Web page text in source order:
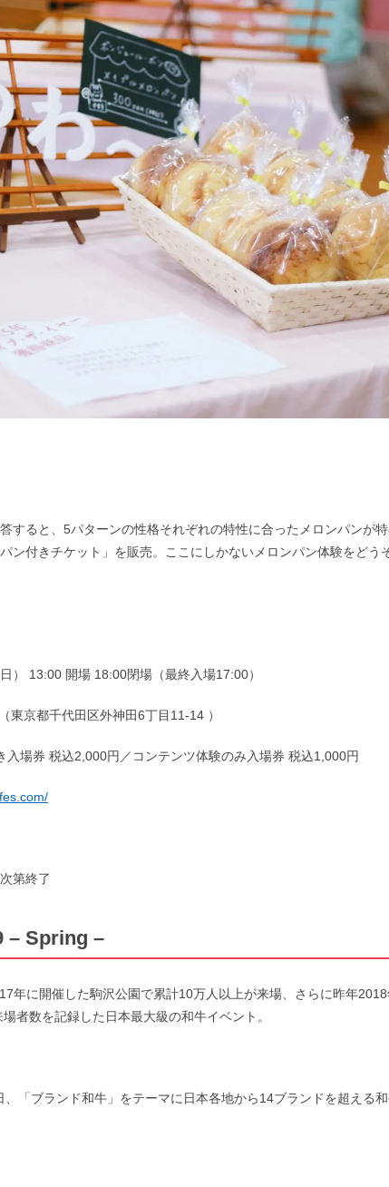
すると、5パターンの性格それぞれの特性に合ったメロンパンが
ン付きチケット」を販売。ここにしかないメロンパン体験をどうぞ
） 13:00 開場 18:00閉場（最終入場17:00）
京都千代田区外神田6丁目11-14 ）
入場券 税込2,000円／コンテンツ体験のみ入場券 税込1,000円
第終了
– Spring –
年に開催した駒沢公園で累計10万人以上が来場、さらに昨年
者数を記録した日本最大級の和牛イベント。
「ブランド和牛」をテーマに日本各地から14ブランドを超える